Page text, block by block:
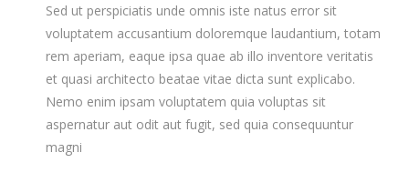
Sed ut perspiciatis unde omnis iste natus error sit
voluptatem accusantium doloremque laudantium, totam
rem aperiam, eaque ipsa quae ab illo inventore veritatis
et quasi architecto beatae vitae dicta sunt explicabo.
Nemo enim ipsam voluptatem quia voluptas sit
aspernatur aut odit aut fugit, sed quia consequuntur
magni